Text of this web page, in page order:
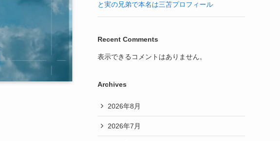
と実の兄弟で本名は三苫プロフィール
Recent Comments
表示できるコメントはありません。
Archives
2026年8月
2026年7月